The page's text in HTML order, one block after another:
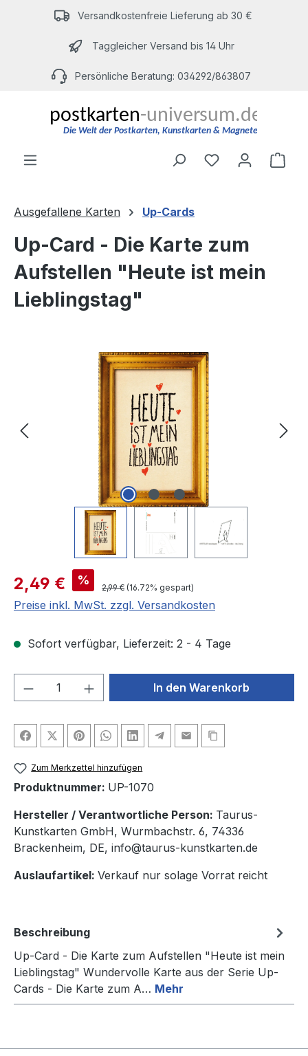
Zum Hauptinhalt springenVersandkostenfreie Lieferung ab 30 €
Taggleicher Versand bis 14 Uhr
Persönliche Beratung: 034292/863807
Du hast 0
Ausgefallene Karten Up-Cards
Up-Card - Die Karte zum
Aufstellen "Heute ist mein
Lieblingstag"
Bildergalerie überspringen
Verkaufspreis:
2,49 € % Regulärer Preis:
2,99 € (16.72% gespart)
Preise inkl. MwSt. zzgl. Versandkosten
Sofort verfügbar, Lieferzeit: 2 - 4 Tage
Produkt Anzahl: Gib denIn den Warenkorb
Zum Merkzettel hinzufügen
Produktnummer: UP-1070
Hersteller / Verantwortliche Person: Taurus-
Kunstkarten GmbH, Wurmbachstr. 6, 74336
Brackenheim, DE, info@taurus-kunstkarten.de
Auslaufartikel: Verkauf nur solage Vorrat reicht
Beschreibung
Up-Card - Die Karte zum Aufstellen "Heute ist mein
Lieblingstag" Wundervolle Karte aus der Serie Up-
Cards - Die Karte zum A… Mehr